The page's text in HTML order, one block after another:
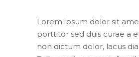
Lorem ipsum dolor sit
porttitor sed duis curae a
non dictum dolor, lacus